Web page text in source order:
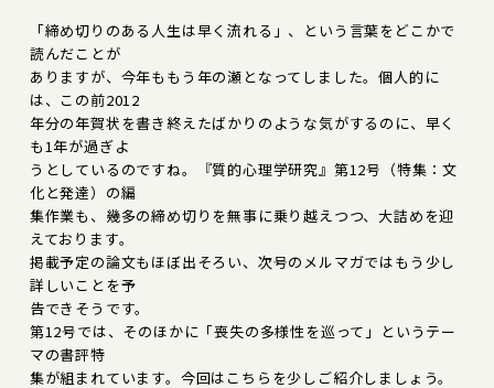
「締め切りのある人生は早く流れる」、という言葉をどこかで
読んだことが
ありますが、今年ももう年の瀬となってしました。個人的に
は、この前2012
年分の年賀状を書き終えたばかりのような気がするのに、早く
も1年が過ぎよ
うとしているのですね。『質的心理学研究』第12号（特集：文
化と発達）の編
集作業も、幾多の締め切りを無事に乗り越えつつ、大詰めを迎
えております。
掲載予定の論文もほぼ出そろい、次号のメルマガではもう少し
詳しいことを予
告できそうです。
第12号では、そのほかに「喪失の多様性を巡って」というテー
マの書評特
集が組まれています。今回はこちらを少しご紹介しましょう。